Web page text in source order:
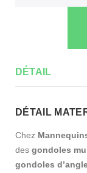
DÉTAIL
DÉTAIL
Chez
des gondoles
gondoles